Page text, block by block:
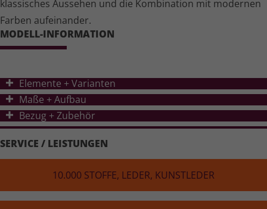
klassisches Aussehen und die Kombination mit modernen
Farben aufeinander.
MODELL-INFORMATION
Elemente + Varianten
Maße + Aufbau
Bezug + Zubehör
SERVICE / LEISTUNGEN
10.000 STOFFE, LEDER, KUNST­LE­DER